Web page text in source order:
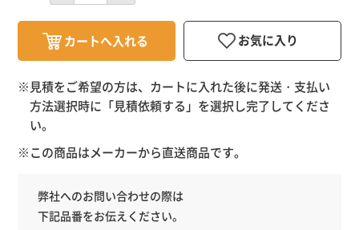
※見積をご希望の方は、カートに入れた後に発送・支払い
方法選択時に「見積依頼する 」を選択し完了してくださ
い。
※この商品はメーカーから直送商品です。
弊社へのお問い合わせの際は
下記品番をお伝えください。